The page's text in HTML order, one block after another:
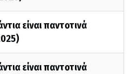
είναι παντοτινά
είναι παντοτινά